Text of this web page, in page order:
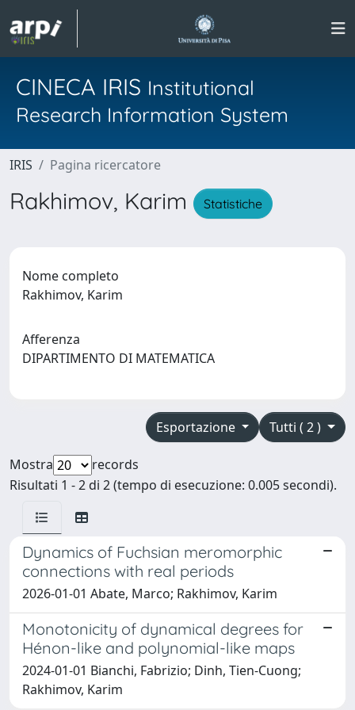
CINECA IRIS Institutional
Research Information System
IRIS Pagina ricercatore
Rakhimov, Karim Statistiche
Nome completo
Rakhimov, Karim
Afferenza
DIPARTIMENTO DI MATEMATICA
Tutti ( 2 )
Esportazione
Mostra
records
Risultati 1 - 2 di 2 (tempo di esecuzione: 0.005 secondi).
Dynamics of Fuchsian meromorphic
connections with real periods
2026-01-01 Abate, Marco; Rakhimov, Karim
Monotonicity of dynamical degrees for
Hénon-like and polynomial-like maps
2024-01-01 Bianchi, Fabrizio; Dinh, Tien-Cuong;
Rakhimov, Karim